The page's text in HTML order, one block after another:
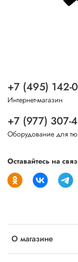
О магазине
+7 (495) 142-
Интернет-магазин
+7 (977) 307-
Оборудование для
Оставайтесь на